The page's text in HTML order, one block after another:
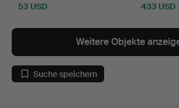
53 USD 433 USD
Weitere Objekte
Suche speichern